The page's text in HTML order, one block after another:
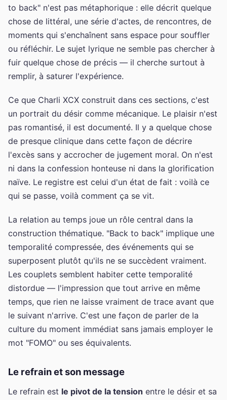
to back" n'est pas métaphorique : elle décrit quelque
chose de littéral, une série d'actes, de rencontres, de
moments qui s'enchaînent sans espace pour souffler
ou réfléchir. Le sujet lyrique ne semble pas chercher à
fuir quelque chose de précis — il cherche surtout à
remplir, à saturer l'expérience.
Ce que Charli XCX construit dans ces sections, c'est
un portrait du désir comme mécanique. Le plaisir n'est
pas romantisé, il est documenté. Il y a quelque chose
de presque clinique dans cette façon de décrire
l'excès sans y accrocher de jugement moral. On n'est
ni dans la confession honteuse ni dans la glorification
naïve. Le registre est celui d'un état de fait : voilà ce
qui se passe, voilà comment ça se vit.
La relation au temps joue un rôle central dans la
construction thématique. "Back to back" implique une
temporalité compressée, des événements qui se
superposent plutôt qu'ils ne se succèdent vraiment.
Les couplets semblent habiter cette temporalité
distordue — l'impression que tout arrive en même
temps, que rien ne laisse vraiment de trace avant que
le suivant n'arrive. C'est une façon de parler de la
culture du moment immédiat sans jamais employer le
mot "FOMO" ou ses équivalents.
Le refrain et son message
Le refrain est le pivot de la tension entre le désir et sa